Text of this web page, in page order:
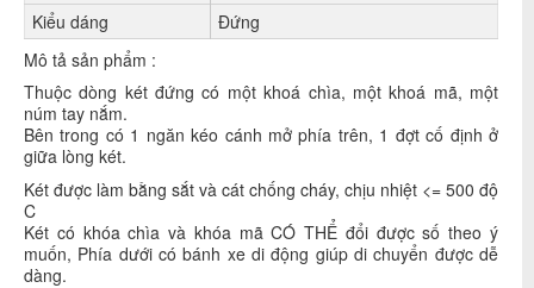
Kiểu dáng
Đứng
Mô tả sản phẩm :
Thuộc dòng két đứng có một khoá chìa, một khoá mã, một
núm tay nắm.
Bên trong có 1 ngăn kéo cánh mở phía trên, 1 đợt cố định ở
giữa lòng két.
Két được làm bằng sắt và cát chống cháy, chịu nhiệt <= 500 độ
C
Két có khóa chìa và khóa mã CÓ THỂ đổi được số theo ý
muốn, Phía dưới có bánh xe di động giúp di chuyển được dễ
dàng.